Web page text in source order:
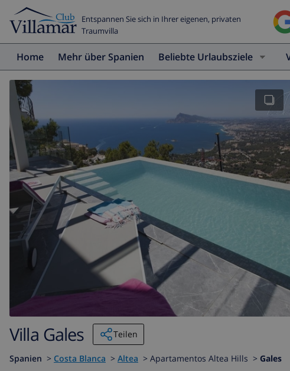
Entspannen Sie sich in Ihrer eigenen, privaten
Traumvilla
Home Mehr über Spanien Beliebte Urlaubsziele
Villa Gales Teilen
Spanien > Costa Blanca > Altea > Apartamentos Altea Hills > Gales